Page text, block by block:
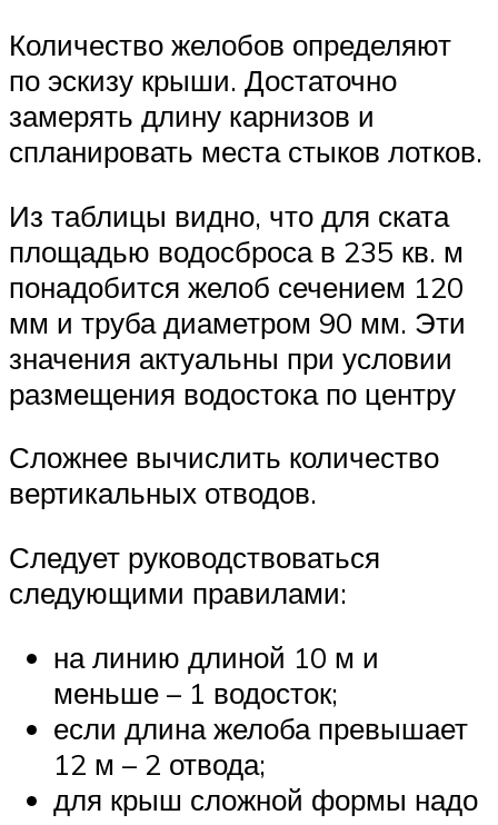
Количество желобов определяют
по эскизу крыши. Достаточно
замерять длину карнизов и
спланировать места стыков лотков.
Из таблицы видно, что для ската
площадью водосброса в 235 кв. м
понадобится желоб сечением 120
мм и труба диаметром 90 мм. Эти
значения актуальны при условии
размещения водостока по центру
Сложнее вычислить количество
вертикальных отводов.
Следует руководствоваться
следующими правилами:
на линию длиной 10 м и
меньше – 1 водосток;
если длина желоба превышает
12 м – 2 отвода;
для крыш сложной формы надо